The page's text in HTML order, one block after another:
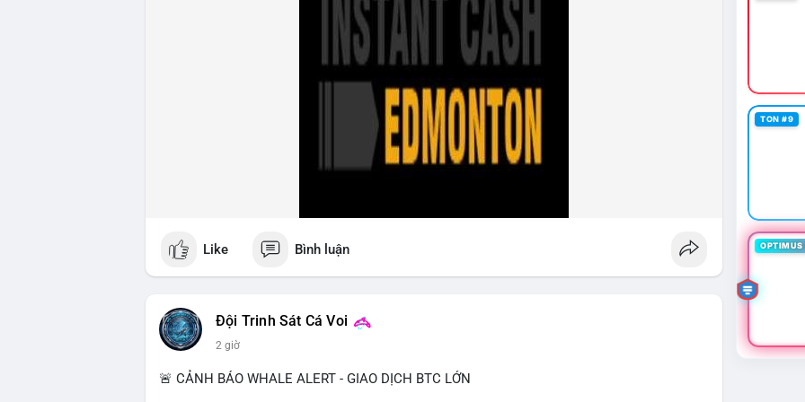
công ở mức 18 USD/cổ phiếu, định giá 2 tỷ USD.
Nhà đầu tư nên theo dõi sát dòng tiền cá voi khi xuất hiện nhiều giao dịch lớn (từ 4 BTC đến
210 BTC) trong ngày, ưu tiên quản trị rủi ro trong bối cảnh thanh khoản suy yếu.
Xem chi tiết các bài viết đầy đủ tại dòng thời gian của Vlike.vn!
#bybitlawsuit #crodelist #nearshortsignal
Like Bình luận
Đội Trinh Sát Cá Voi
2 giờ
🚨 CẢNH BÁO WHALE ALERT - GIAO DỊCH BTC LỚN
TON #9
OPTIMUS